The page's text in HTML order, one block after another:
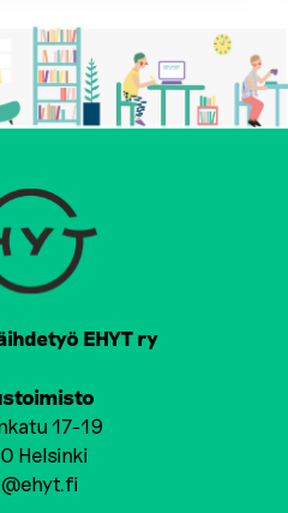
EHYT ry
17-19
Helsinki